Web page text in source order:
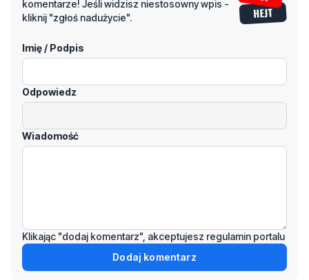
komentarze! Jeśli widzisz niestosowny wpis -
kliknij "zgłoś nadużycie".
Imię / Podpis
Odpowiedz
Wiadomość
Klikając "dodaj komentarz", akceptujesz regulamin portalu
Dodaj komentarz